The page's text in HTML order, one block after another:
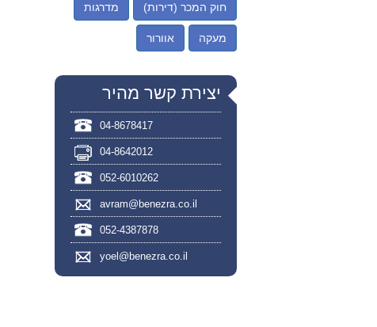
חוק המכר (דירות) מדרגות
מעקה אוורור
יצירת קשר מהיר
04-8678417
04-8642012
052-6010262
avram@benezra.co.il
052-4387878
yoel@benezra.co.il